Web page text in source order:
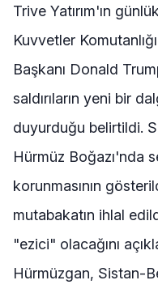
Trive Yatırım'ın
Kuvvetler
Başkanı Donald
saldırıların yeni bir
duyurduğu belirtildi.
Hürmüz Boğazı'nda
korunmasının
mutabakatın ihlal
"ezici" olacağını
Hürmüzgan, Sistan-